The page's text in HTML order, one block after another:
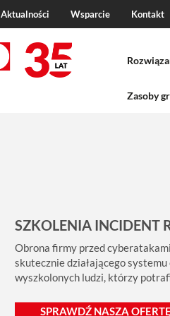
Aktualności Wsparcie Kontakt
Zasoby
SZKOLENIA INCIDENT
Obrona firmy przed
skutecznie działającego
wyszkolonych ludzi, którzy
SPRAWDŹ NASZĄ